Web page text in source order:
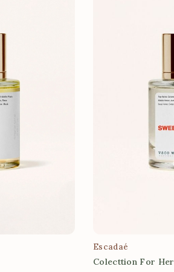
Escadaé
Colecttion For Her